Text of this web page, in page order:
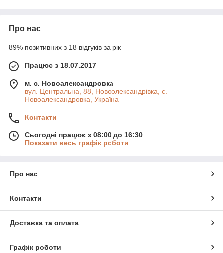
Про нас
89% позитивних з 18 відгуків за рік
Працює з 18.07.2017
м. с. Новоалександровка
вул. Центральна, 88, Новоолександрівка, с.
Новоалександровка, Україна
Контакти
Сьогодні працює з 08:00 до 16:30
Показати весь графік роботи
Про нас
Контакти
Доставка та оплата
Графік роботи